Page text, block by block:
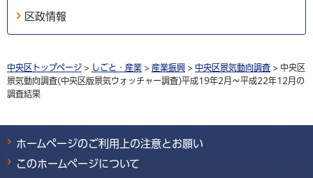
区政情報
中央区トップページ > しごと・産業 > 産業振興 > 中央区景気動向調査 > 中央区
景気動向調査(中央区版景気ウォッチャー調査)平成19年2月～平成22年12月の
調査結果
ホームページのご利用上の注意とお願い
このホームページについて